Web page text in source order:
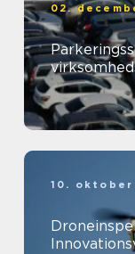
02.
10. oktober